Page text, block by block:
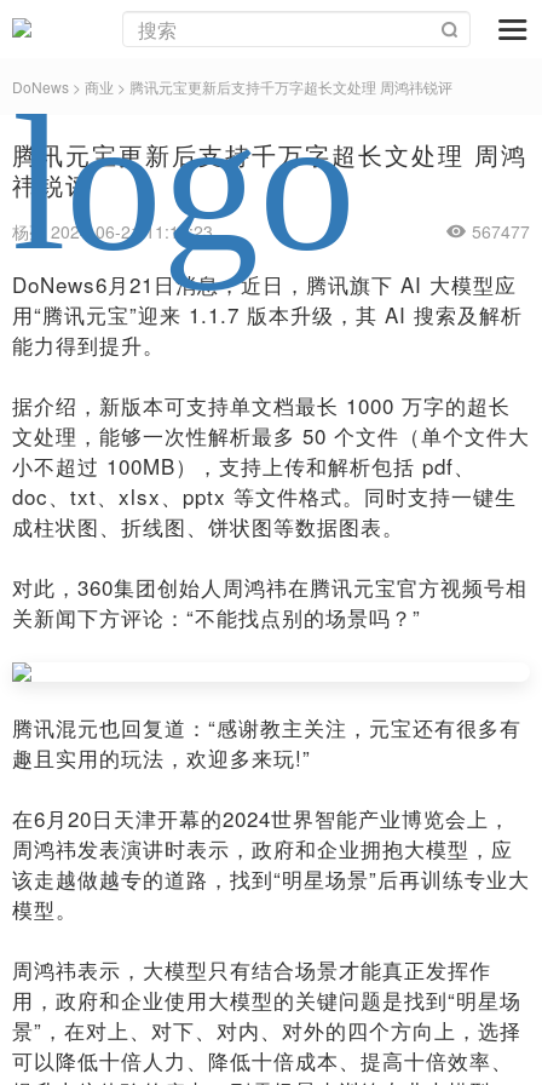
DoNews > 商业 > 腾讯元宝更新后支持千万字超长文处理 周鸿祎锐评
腾讯元宝更新后支持千万字超长文处理 周鸿
祎锐评
杨亮 2024-06-21 11:18:23 567477
DoNews6月21日消息，近日，腾讯旗下 AI 大模型应
用“腾讯元宝”迎来 1.1.7 版本升级，其 AI 搜索及解析
能力得到提升。
据介绍，新版本可支持单文档最长 1000 万字的超长
文处理，能够一次性解析最多 50 个文件（单个文件大
小不超过 100MB），支持上传和解析包括 pdf、
doc、txt、xlsx、pptx 等文件格式。同时支持一键生
成柱状图、折线图、饼状图等数据图表。
对此，360集团创始人周鸿祎在腾讯元宝官方视频号相
关新闻下方评论：“不能找点别的场景吗？”
腾讯混元也回复道：“感谢教主关注，元宝还有很多有
趣且实用的玩法，欢迎多来玩!”
在6月20日天津开幕的2024世界智能产业博览会上，
周鸿祎发表演讲时表示，政府和企业拥抱大模型，应
该走越做越专的道路，找到“明星场景”后再训练专业大
模型。
周鸿祎表示，大模型只有结合场景才能真正发挥作
用，政府和企业使用大模型的关键问题是找到“明星场
景”，在对上、对下、对内、对外的四个方向上，选择
可以降低十倍人力、降低十倍成本、提高十倍效率、